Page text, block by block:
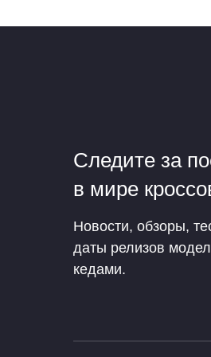
Следите за
в мире
Новости, обзоры,
даты релизов
кедами.